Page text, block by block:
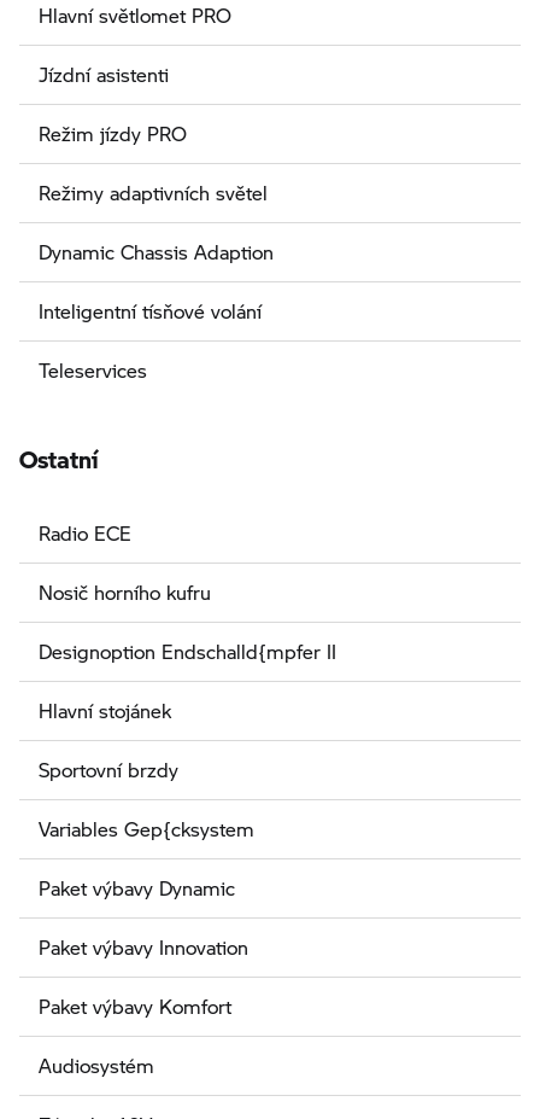
Hlavní světlomet PRO
Jízdní asistenti
Režim jízdy PRO
Režimy adaptivních světel
Dynamic Chassis Adaption
Inteligentní tísňové volání
Teleservices
Ostatní
Radio ECE
Nosič horního kufru
Designoption Endschalld{mpfer II
Hlavní stojánek
Sportovní brzdy
Variables Gep{cksystem
Paket výbavy Dynamic
Paket výbavy Innovation
Paket výbavy Komfort
Audiosystém